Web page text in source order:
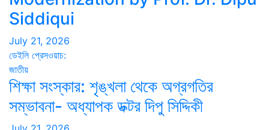
Siddiqui
July 21, 2026
ডেইলি প্রেসওয়াচ:
জাতীয়
শিক্ষা সংস্কার: শৃঙ্খলা থেকে অগ্রগতির
সম্ভাবনা- অধ্যাপক ডক্টর দিপু সিদ্দিকী